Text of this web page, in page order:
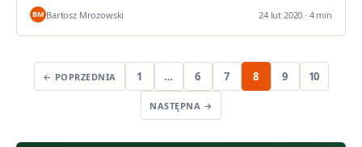
BM Bartosz Mrozowski 24 lut 2020 · 4 min
← POPRZEDNIA 1 … 6 7 8 9 10
NASTĘPNA →